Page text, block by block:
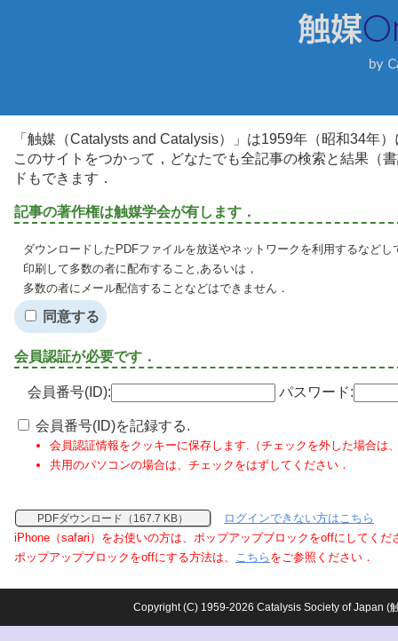
「触媒（Catalysts and Catalysis）」は1959年（昭和34年
このサイトをつかって，どなたでも全記事の検索と結果（
ドもできます．
記事の著作権は触媒学会が有します．
ダウンロードしたPDFファイルを放送やネットワークを利用するなど
印刷して多数の者に配布すること,あるいは，
多数の者にメール配信することなどはできません．
同意する
会員認証が必要です．
会員番号(ID): パスワード:
会員番号(ID)を記録する.
会員認証情報をクッキーに保存します.（チェックを外した場合は
共用のパソコンの場合は、チェックをはずしてください．
PDFダウンロード（167.7 KB）
ログインできない方はこちら
iPhone（safari）をお使いの方は、ポップアップブロックをoffにしてくだ
ポップアップブロックをoffにする方法は、 こちら をご参照ください．
Copyright (C) 1959-2026 Catalysis Society of Japan (